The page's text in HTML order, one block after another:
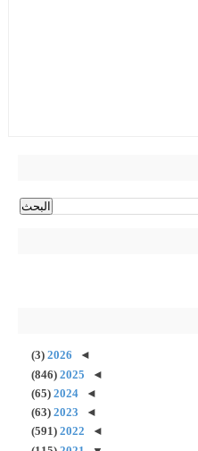
◄
2026
(3)
◄
2025
(846)
◄
2024
(65)
◄
2023
(63)
◄
2022
(591)